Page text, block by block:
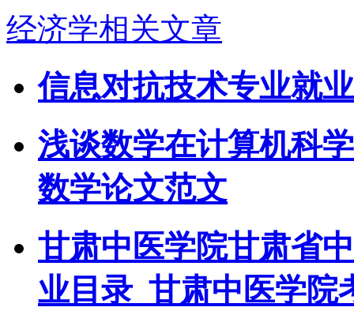
经济学相关文章
信息对抗技术专业就
浅谈数学在计算机科
数学论文范文
甘肃中医学院甘肃省
业目录_甘肃中医学院